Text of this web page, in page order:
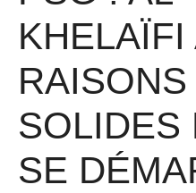
KHELAÏFI
RAISONS
SOLIDES
SE